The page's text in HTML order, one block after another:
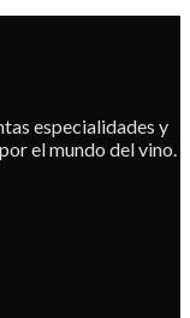
especialidades y
el mundo del vino.